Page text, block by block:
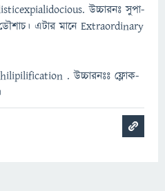
উচ্চারনঃ সুপা-
ডৌশাচ। এটার মানে Extraordinary
. উচ্চারনঃঃ ফ্লোক-